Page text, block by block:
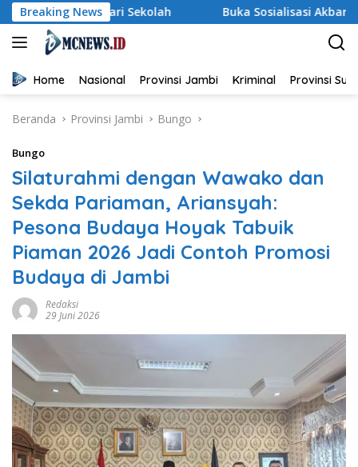
Langsung
ke
konten
Breaking News
Sekolah Buka Sosialisasi Akbar Pencegahan IRET,
Home Nasional Provinsi Jambi Kriminal Provinsi
Beranda Provinsi Jambi Bungo
Bungo
Silaturahmi dengan Wawako dan
Sekda Pariaman, Ariansyah:
Pesona Budaya Hoyak Tabuik
Piaman 2026 Jadi Contoh Promosi
Budaya di Jambi
Redaksi
29 Juni 2026